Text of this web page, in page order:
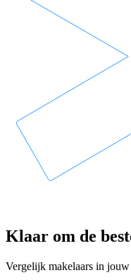
Klaar om de
Vergelijk makelaars in jouw